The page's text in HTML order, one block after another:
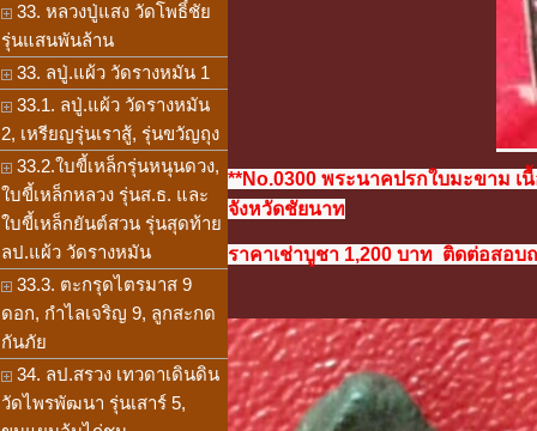
33. หลวงปู่แสง วัดโพธิ์ชัย
รุ่นแสนพันล้าน
33. ลปู่.แผ้ว วัดรางหมัน 1
33.1. ลปู่.แผ้ว วัดรางหมัน
2, เหรียญรุ่นเราสู้, รุ่นขวัญถุง
33.2.ใบขี้เหล็กรุ่นหนุนดวง,
ใบขี้เหล็กหลวง รุ่นส.ธ. และ
ใบขี้เหล็กยันต์สวน รุ่นสุดท้าย
ลป.แผ้ว วัดรางหมัน
33.3. ตะกรุดไตรมาส 9
ดอก, กำไลเจริญ 9, ลูกสะกด
กันภัย
34. ลป.สรวง เทวดาเดินดิน
วัดไพรพัฒนา รุ่นเสาร์ 5,
**No.0300 พระนาคปรกใบมะขาม เ
จังหวัดชัยนาท
ราคาเช่าบูชา 1,200 บาท ติดต่อสอบ